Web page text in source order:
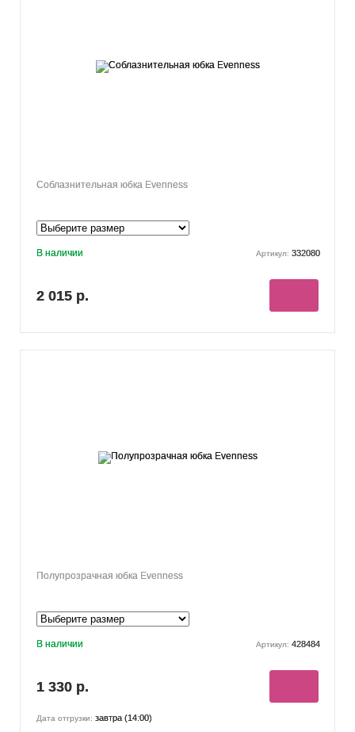
Соблазнительная юбка Evenness
В наличии Артикул: 332080
2 015 р.
Полупрозрачная юбка Evenness
В наличии Артикул: 428484
1 330 р.
Дата отгрузки: завтра (14:00)